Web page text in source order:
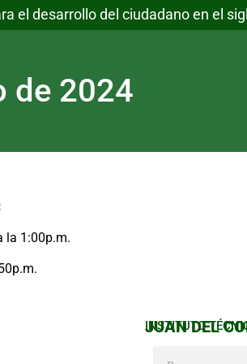
el desarrollo del ciudadano en el
de 2024
la 1:00p.m.
INSTITUTO
JUAN DEL